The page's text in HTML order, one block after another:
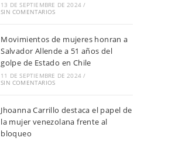
13 DE SEPTIEMBRE DE 2024 /
SIN COMENTARIOS
Movimientos de mujeres honran a
Salvador Allende a 51 años del
golpe de Estado en Chile
11 DE SEPTIEMBRE DE 2024 /
SIN COMENTARIOS
Jhoanna Carrillo destaca el papel de
la mujer venezolana frente al
bloqueo